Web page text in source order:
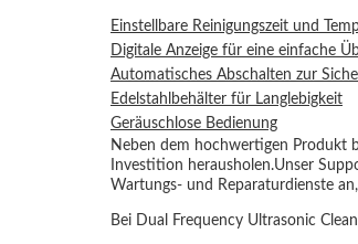
Einstellbare Reinigungszeit und
Digitale Anzeige für eine einfache
Automatisches Abschalten zur
Edelstahlbehälter für Langlebigkeit
Geräuschlose Bedienung
Neben dem hochwertigen Produkt
Investition herausholen.Unser
Wartungs- und Reparaturdienste
Bei Dual Frequency Ultrasonic